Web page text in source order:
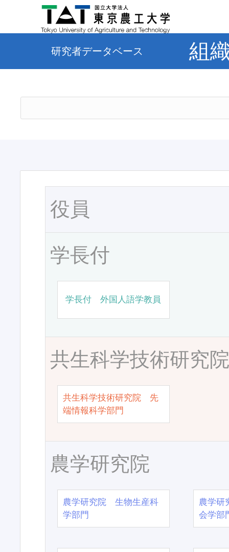
研究者データベース 組
役員
学長付
学長付 外国人語学教員
共生科学技術研究
共生科学技術研究院 先
端情報科学部門
農学研究院
農学研究院 生物生産科
学部門
農学
会学部